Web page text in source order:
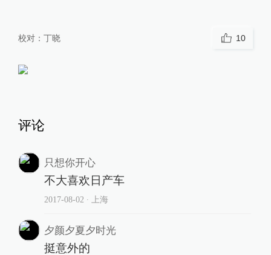
校对： 丁晓 10
评论
只想你开心
不大喜欢日产车
2017-08-02 ∙ 上海
夕颜夕夏夕时光
挺意外的